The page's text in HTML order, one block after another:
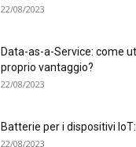
22/08/2023
Data-as-a-Service: come
proprio vantaggio?
22/08/2023
Batterie per i dispositivi
22/08/2023